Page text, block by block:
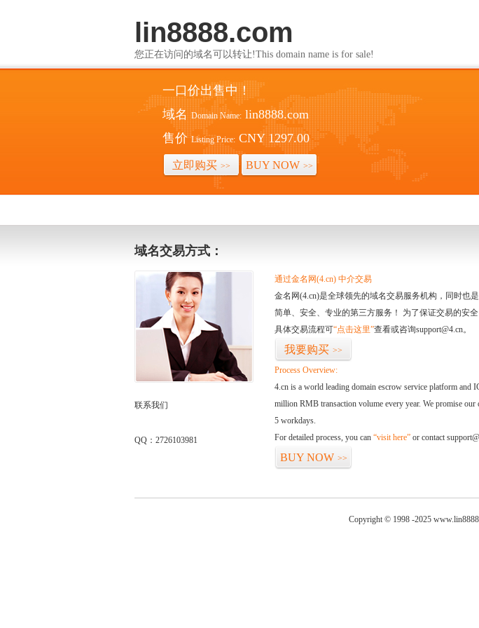
lin8888.com
您正在访问的域名可以转让!This domain name is for sale!
一口价出售中！
域名 Domain Name: lin8888.com
售价 Listing Price: CNY 1297.00
立即购买 >> BUY NOW >>
域名交易方式：
联系我们
QQ：2726103981
通过金名网(4.cn) 中介交易
金名网(4.cn)是全球领先的域名交易服务机构，同时也
简单、安全、专业的第三方服务！ 为了保证交易的安
具体交易流程可“点击这里”查看或咨询support@4.cn。
我要购买 >>
Process Overview:
4.cn is a world leading domain escrow service platform and
million RMB transaction volume every year. We promise
5 workdays.
For detailed process, you can “visit here” or contact
BUY NOW >>
Copyright © 1998 -2025